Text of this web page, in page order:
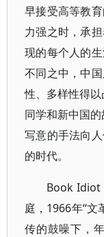
早接受高等教
力强之时，承
现的每个人的
不同之中，中
性、多样性得
同学和新中国
写意的手法向
的时代。
Book Idiot
庭，1966年“文
传的鼓噪下，